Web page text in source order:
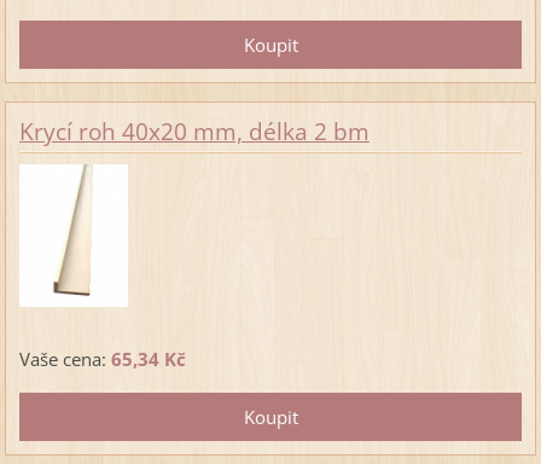
Krycí roh 40x20 mm, délka 2 bm
Vaše cena: 65,34 Kč